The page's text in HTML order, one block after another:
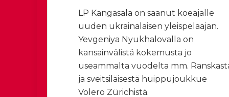
LP Kangasala on saanut koeajalle
uuden ukrainalaisen yleispelaajan.
Yevgeniya Nyukhalovalla on
kansainvälistä kokemusta jo
useammalta vuodelta mm.
ja sveitsiläisestä huippujoukkue
Volero Zürichistä.